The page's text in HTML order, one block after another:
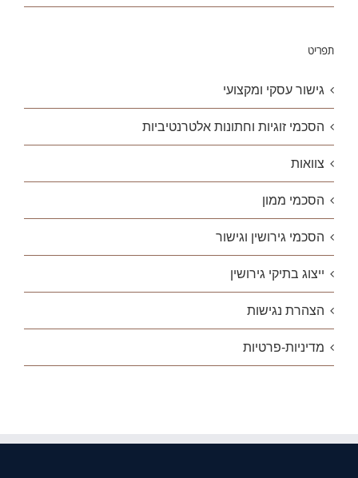
תפריט
גישור עסקי ומקצועי
הסכמי זוגיות וחתונות אלטרנטיביות
צוואות
הסכמי ממון
הסכמי גירושין וגישור
ייצוג בתיקי גירושין
הצהרת נגישות
מדיניות-פרטיות